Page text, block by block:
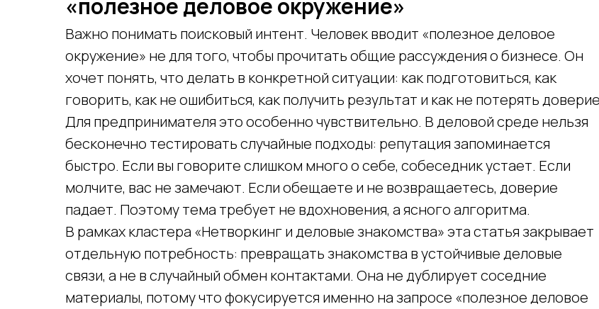
«полезное деловое окружение»
Важно понимать поисковый интент. Человек вводит «полезное деловое
окружение» не для того, чтобы прочитать общие рассуждения о бизнесе. Он
хочет понять, что делать в конкретной ситуации: как подготовиться, как
говорить, как не ошибиться, как получить результат и как не потерять
Для предпринимателя это особенно чувствительно. В деловой среде нельзя
бесконечно тестировать случайные подходы: репутация запоминается
быстро. Если вы говорите слишком много о себе, собеседник устает. Если
молчите, вас не замечают. Если обещаете и не возвращаетесь, доверие
падает. Поэтому тема требует не вдохновения, а ясного алгоритма.
В рамках кластера «Нетворкинг и деловые знакомства» эта статья закрывает
отдельную потребность: превращать знакомства в устойчивые деловые
связи, а не в случайный обмен контактами. Она не дублирует соседние
материалы, потому что фокусируется именно на запросе «полезное деловое